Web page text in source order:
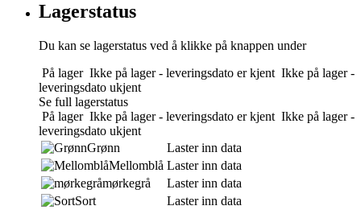
Lagerstatus
Du kan se lagerstatus ved å klikke på knappen under
På lager Ikke på lager - leveringsdato er kjent Ikke på lager -
leveringsdato ukjent
Se full lagerstatus
På lager Ikke på lager - leveringsdato er kjent Ikke på lager -
leveringsdato ukjent
Grønn
Laster inn data
Mellomblå Laster inn data
mørkegrå
Laster inn data
Sort
Laster inn data